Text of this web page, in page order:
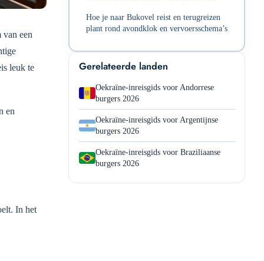
een
leuk te
en
In het
Hoe je naar Bukovel reist en terugreizen
plant rond avondklok en vervoersschema’s
Gerelateerde landen
Oekraïne-inreisgids voor Andorrese
burgers 2026
Oekraïne-inreisgids voor Argentijnse
burgers 2026
Oekraïne-inreisgids voor Braziliaanse
burgers 2026